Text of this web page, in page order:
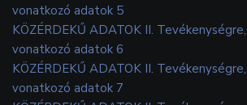
vonatkozó adatok 5
KÖZÉRDEKŰ ADATOK II.
vonatkozó adatok 6
KÖZÉRDEKŰ ADATOK II.
vonatkozó adatok 7